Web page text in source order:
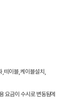
이블,케이블설치,
금이 수시로 변동됨에